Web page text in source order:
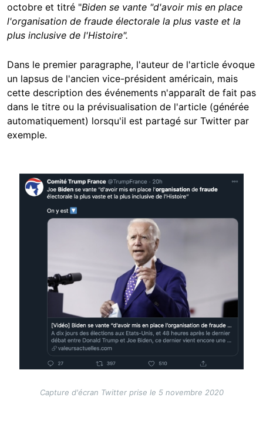
octobre et titré "Biden se vante "d'avoir mis en place
l'organisation de fraude électorale la plus vaste et la
plus inclusive de l'Histoire".
Dans le premier paragraphe, l'auteur de l'article évoque
un lapsus de l'ancien vice-président américain, mais
cette description des événements n'apparaît de fait pas
dans le titre ou la prévisualisation de l'article (générée
automatiquement) lorsqu'il est partagé sur Twitter par
exemple.
Image
Capture d'écran Twitter prise le 5 novembre 2020